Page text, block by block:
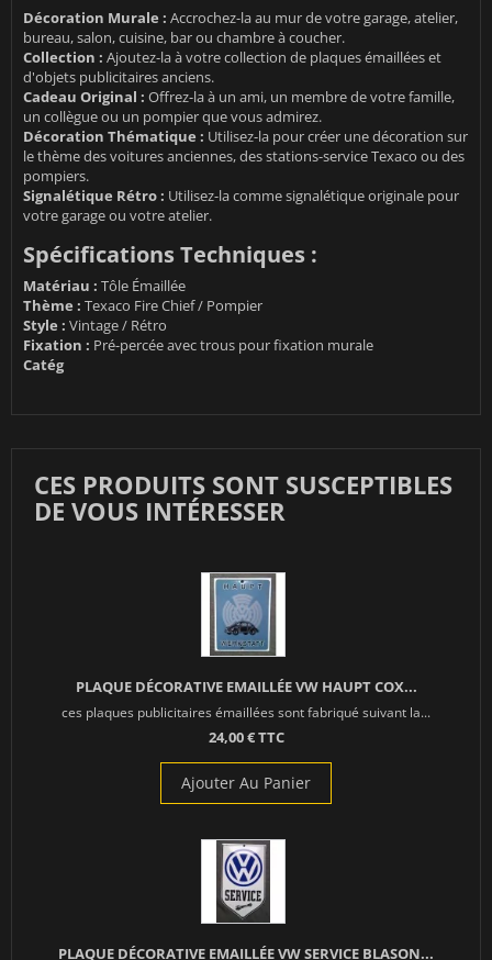
Décoration Murale : Accrochez-la au mur de votre garage, atelier,
bureau, salon, cuisine, bar ou chambre à coucher.
Collection : Ajoutez-la à votre collection de plaques émaillées et
d'objets publicitaires anciens.
Cadeau Original : Offrez-la à un ami, un membre de votre famille,
un collègue ou un pompier que vous admirez.
Décoration Thématique : Utilisez-la pour créer une décoration sur
le thème des voitures anciennes, des stations-service Texaco ou des
pompiers.
Signalétique Rétro : Utilisez-la comme signalétique originale pour
votre garage ou votre atelier.
Spécifications Techniques :
Matériau : Tôle Émaillée
Thème : Texaco Fire Chief / Pompier
Style : Vintage / Rétro
Fixation : Pré-percée avec trous pour fixation murale
Catég
CES PRODUITS SONT SUSCEPTIBLES
DE VOUS INTÉRESSER
PLAQUE DÉCORATIVE EMAILLÉE VW HAUPT COX...
ces plaques publicitaires émaillées sont fabriqué suivant la...
24,00 € TTC
Ajouter Au Panier
PLAQUE DÉCORATIVE EMAILLÉE VW SERVICE BLASON...